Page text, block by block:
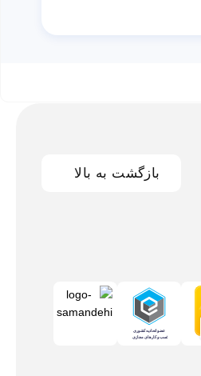
بازگشت به بالا